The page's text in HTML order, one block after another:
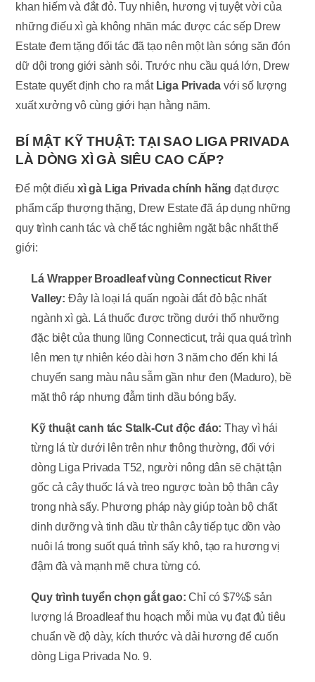
khan hiếm và đắt đỏ. Tuy nhiên, hương vị tuyệt vời của
những điếu xì gà không nhãn mác được các sếp Drew
Estate đem tặng đối tác đã tạo nên một làn sóng săn đón
dữ dội trong giới sành sỏi. Trước nhu cầu quá lớn, Drew
Estate quyết định cho ra mắt Liga Privada với số lượng
xuất xưởng vô cùng giới hạn hằng năm.
BÍ MẬT KỸ THUẬT: TẠI SAO LIGA PRIVADA
LÀ DÒNG XÌ GÀ SIÊU CAO CẤP?
Để một điếuxì gà Liga Privada chính hãng đạt được
phẩm cấp thượng thặng, Drew Estate đã áp dụng những
quy trình canh tác và chế tác nghiêm ngặt bậc nhất thế
giới:
Lá Wrapper Broadleaf vùng Connecticut River
Valley: Đây là loại lá quấn ngoài đắt đỏ bậc nhất
ngành xì gà. Lá thuốc được trồng dưới thổ nhưỡng
đặc biệt của thung lũng Connecticut, trải qua quá trình
lên men tự nhiên kéo dài hơn 3 năm cho đến khi lá
chuyển sang màu nâu sẫm gần như đen (Maduro), bề
mặt thô ráp nhưng đẫm tinh dầu bóng bẩy.
Kỹ thuật canh tác Stalk-Cut độc đáo: Thay vì hái
từng lá từ dưới lên trên như thông thường, đối với
dòng Liga Privada T52, người nông dân sẽ chặt tận
gốc cả cây thuốc lá và treo ngược toàn bộ thân cây
trong nhà sấy. Phương pháp này giúp toàn bộ chất
dinh dưỡng và tinh dầu từ thân cây tiếp tục dồn vào
nuôi lá trong suốt quá trình sấy khô, tạo ra hương vị
đậm đà và mạnh mẽ chưa từng có.
Quy trình tuyển chọn gắt gao: Chỉ có$7%$ sản
lượng lá Broadleaf thu hoạch mỗi mùa vụ đạt đủ tiêu
chuẩn về độ dày, kích thước và dải hương để cuốn
dòng Liga Privada No. 9.